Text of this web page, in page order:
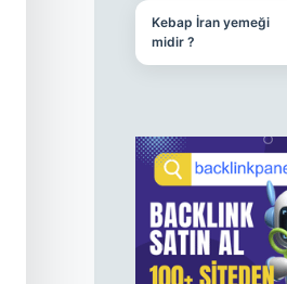
Kebap İran yemeği
midir ?